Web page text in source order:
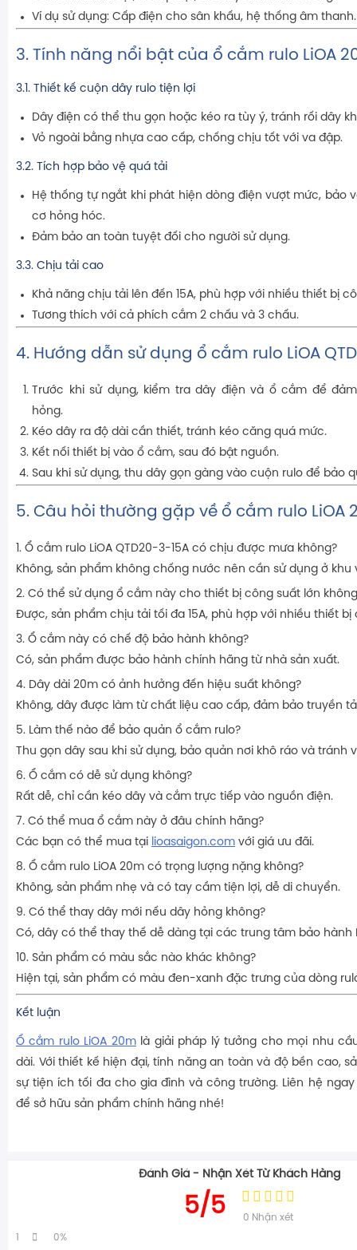
Ví dụ sử dụng: Cấp điện cho sân khấu, hệ thống âm thanh.
3. Tính năng nổi bật của ổ cắm rulo LiOA
3.1. Thiết kế cuộn dây rulo tiện lợi
Dây điện có thể thu gọn hoặc kéo ra tùy ý, tránh rối dây
Vỏ ngoài bằng nhựa cao cấp, chống chịu tốt với va đập.
3.2. Tích hợp bảo vệ quá tải
Hệ thống tự ngắt khi phát hiện dòng điện vượt mức, bảo
cơ hỏng hóc.
Đảm bảo an toàn tuyệt đối cho người sử dụng.
3.3. Chịu tải cao
Khả năng chịu tải lên đến 15A, phù hợp với nhiều thiết bị
Tương thích với cả phích cắm 2 chấu và 3 chấu.
4. Hướng dẫn sử dụng ổ cắm rulo LiOA
Trước khi sử dụng, kiểm tra dây điện và ổ cắm để
hỏng.
Kéo dây ra độ dài cần thiết, tránh kéo căng quá mức.
Kết nối thiết bị vào ổ cắm, sau đó bật nguồn.
Sau khi sử dụng, thu dây gọn gàng vào cuộn rulo để bảo
5. Câu hỏi thường gặp về ổ cắm rulo LiOA
1. Ổ cắm rulo LiOA QTD20-3-15A có chịu được mưa không?
Không, sản phẩm không chống nước nên cần sử dụng ở khu
2. Có thể sử dụng ổ cắm này cho thiết bị công suất lớn
Được, sản phẩm chịu tải tối đa 15A, phù hợp với nhiều thiết bị
3. Ổ cắm này có chế độ bảo hành không?
Có, sản phẩm được bảo hành chính hãng từ nhà sản xuất.
4. Dây dài 20m có ảnh hưởng đến hiệu suất không?
Không, dây được làm từ chất liệu cao cấp, đảm bảo truyền
5. Làm thế nào để bảo quản ổ cắm rulo?
Thu gọn dây sau khi sử dụng, bảo quản nơi khô ráo và tránh
6. Ổ cắm có dễ sử dụng không?
Rất dễ, chỉ cần kéo dây và cắm trực tiếp vào nguồn điện.
7. Có thể mua ổ cắm này ở đâu chính hãng?
Các bạn có thể mua tại lioasaigon.com với giá ưu đãi.
8. Ổ cắm rulo LiOA 20m có trọng lượng nặng không?
Không, sản phẩm nhẹ và có tay cầm tiện lợi, dễ di chuyển.
9. Có thể thay dây mới nếu dây hỏng không?
Có, dây có thể thay thế dễ dàng tại các trung tâm bảo hành
10. Sản phẩm có màu sắc nào khác không?
Hiện tại, sản phẩm có màu đen-xanh đặc trưng của dòng
Kết luận
Ổ cắm rulo LiOA 20mlà giải pháp lý tưởng cho mọi nhu
dài. Với thiết kế hiện đại, tính năng an toàn và độ bền cao,
sự tiện ích tối đa cho gia đình và công trường. Liên hệ ngay
để sở hữu sản phẩm chính hãng nhé!
Đánh Giá - Nhận Xét Từ Khách Hàng
5/5 0 Nhận xét
1
0%